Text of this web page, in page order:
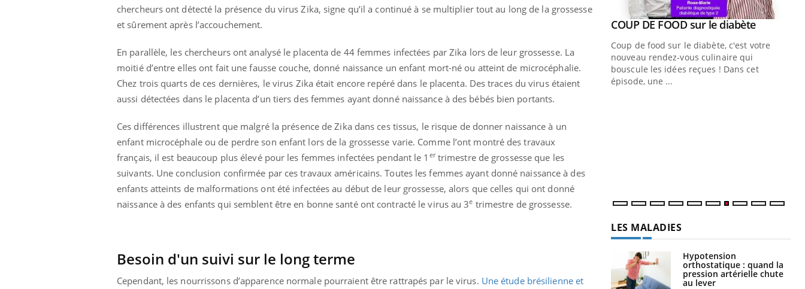
chercheurs ont détecté la présence du virus Zika, signe qu’il a continué à se multiplier tout au long de la grossesse
et sûrement après l’accouchement.
En parallèle, les chercheurs ont analysé le placenta de 44 femmes infectées par Zika lors de leur grossesse. La
moitié d’entre elles ont fait une fausse couche, donné naissance un enfant mort-né ou atteint de microcéphalie.
Chez trois quarts de ces dernières, le virus Zika était encore repéré dans le placenta. Des traces du virus étaient
aussi détectées dans le placenta d’un tiers des femmes ayant donné naissance à des bébés bien portants.
Ces différences illustrent que malgré la présence de Zika dans ces tissus, le risque de donner naissance à un
enfant microcéphale ou de perdre son enfant lors de la grossesse varie. Comme l’ont montré des travaux
français, il est beaucoup plus élevé pour les femmes infectées pendant le 1 ertrimestre de grossesse que les
suivants. Une conclusion confirmée par ces travaux américains. Toutes les femmes ayant donné naissance à des
enfants atteints de malformations ont été infectées au début de leur grossesse, alors que celles qui ont donné
naissance à des enfants qui semblent être en bonne santé ont contracté le virus au 3e trimestre de grossesse.
Besoin d'un suivi sur le long terme
Cependant, les nourrissons d’apparence normale pourraient être rattrapés par le virus. Une étude brésilienne et
Eczéma Chronique des Mains : se
Youtube
L'été arrive… et avec lui, un tout nouveau
rythme de vie ! Vacances, plage, piscine,
soleil, activités en plein air… Nos mains
Youtube
Diabète & Ramadan 2026
nombreuses personnes atteintes de
diabète, c'est une période de questions, de
défis, mais ...
préventive Youtube
Un établissement lié à un groupe
mutualiste innove en matière de bilan de
numérique » permet ...
Youtube
COUP DE FOOD sur le diabèteYoutube
Coup de food sur le diabète, c'est votre
nouveau rendez-vous culinaire qui
bouscule les idées reçues ! Dans cet
épisode, une ...
LES MALADIES
Hypotension
orthostatique : quand la
pression artérielle chute
au lever